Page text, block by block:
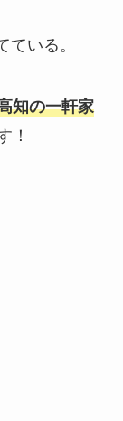
いる。
知の一軒家
！